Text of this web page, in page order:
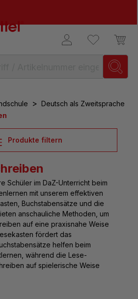
> Deutsch als Zweitsprache
Produkte filtern
Schüler im DaZ-Unterricht beim
mit unserem effektiven
Buchstabensätze und die
anschauliche Methoden, um
auf eine praxisnahe Weise
fördert das
helfen beim
während die Lese-
auf spielerische Weise